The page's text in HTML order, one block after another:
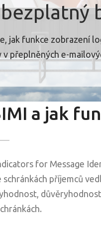
jak funkce zobrazení
v přeplněných e-
a jak
for Message
příjemců